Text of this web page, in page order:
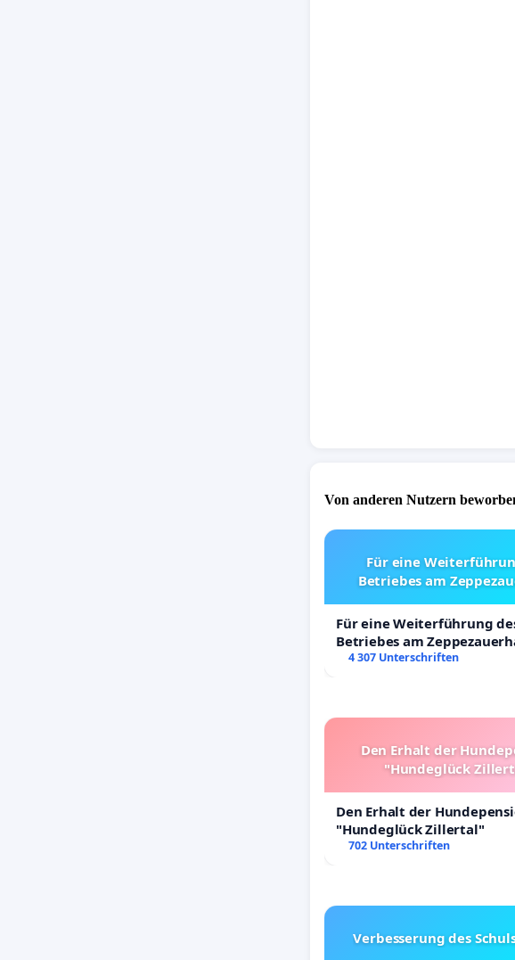
Von anderen Nutzern
Für eine
Betriebes am
Für eine Weiterführung
Betriebes am
4 307 Unterschriften
Den Erhalt der
"Hundeglück
Den Erhalt der
"Hundeglück Zillertal"
702 Unterschriften
Verbesserung des